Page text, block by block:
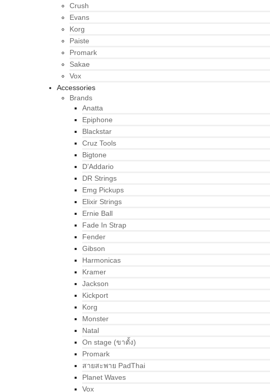
Crush
Evans
Korg
Paiste
Promark
Sakae
Vox
Accessories
Brands
Anatta
Epiphone
Blackstar
Cruz Tools
Bigtone
D’Addario
DR Strings
Emg Pickups
Elixir Strings
Ernie Ball
Fade In Strap
Fender
Gibson
Harmonicas
Kramer
Jackson
Kickport
Korg
Monster
Natal
On stage (ขาตั้ง)
Promark
สายสะพาย PadThai
Planet Waves
Vox